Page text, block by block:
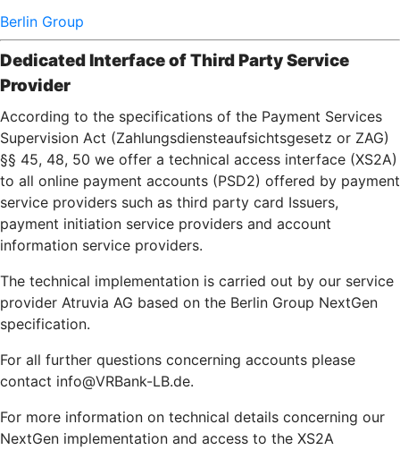
Berlin Group
Dedicated Interface of Third Party Service
Provider
According to the specifications of the Payment Services
Supervision Act (Zahlungsdiensteaufsichtsgesetz or ZAG)
§§ 45, 48, 50 we offer a technical access interface (XS2A)
to all online payment accounts (PSD2) offered by payment
service providers such as third party card Issuers,
payment initiation service providers and account
information service providers.
The technical implementation is carried out by our service
provider Atruvia AG based on the Berlin Group NextGen
specification.
For all further questions concerning accounts please
contact info@VRBank-LB.de.
For more information on technical details concerning our
NextGen implementation and access to the XS2A